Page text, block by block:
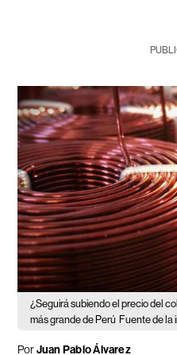
¿Seguirá subiendo el precio del
más grande de Perú Fuente de la
PorJuan Pablo Álvarez